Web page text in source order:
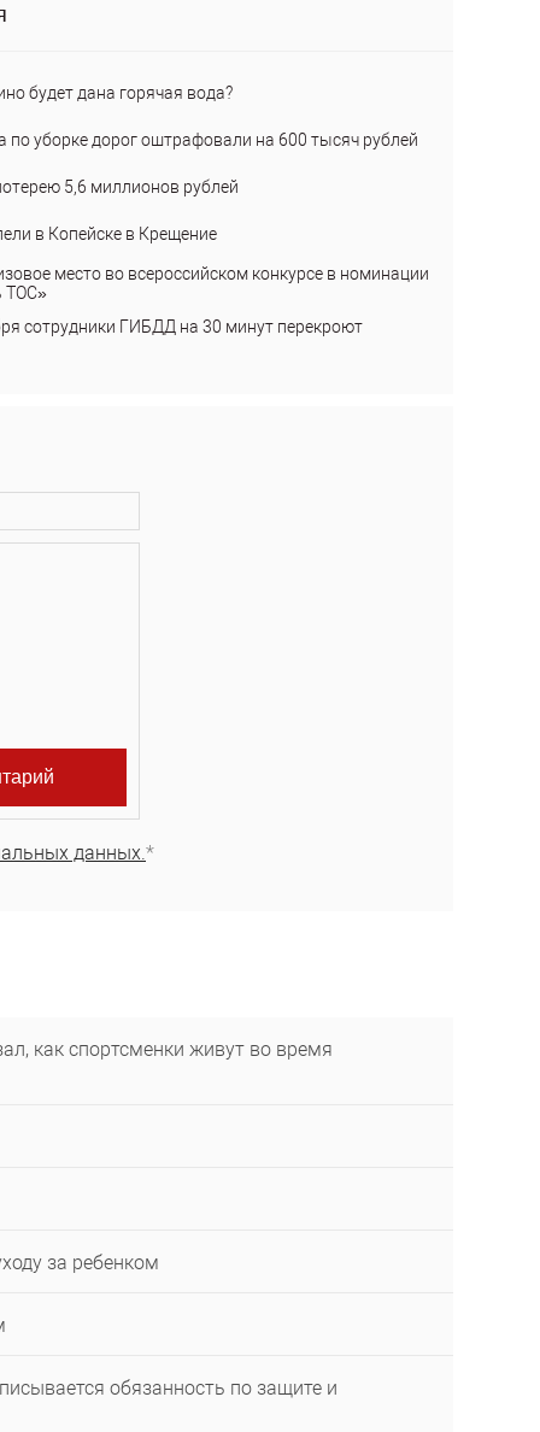
будет дана горячая вода?
по уборке дорог оштрафовали на 600 тысяч рублей
5,6 миллионов рублей
в Копейске в Крещение
место во всероссийском конкурсе в номинации
ТОС»
сотрудники ГИБДД на 30 минут перекроют
данных.*
как спортсменки живут во время
за ребенком
обязанность по защите и